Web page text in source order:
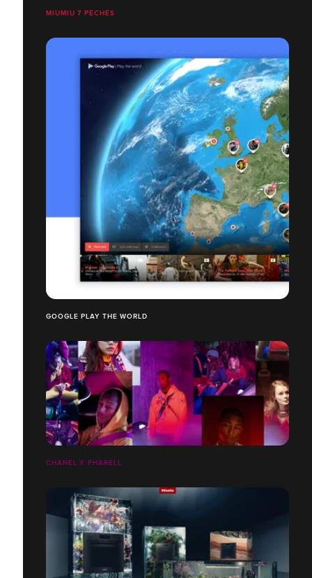
MIUMIU 7 PÉCHÉS
GOOGLE PLAY THE WORLD
CHANEL X PHARELL